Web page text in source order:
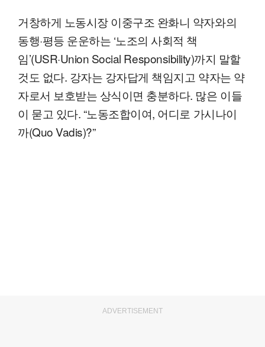
거창하게 노동시장 이중구조 완화니 약자와의
동행·평등 운운하는 ‘노조의 사회적 책
임’(USR·Union Social Responsibility)까지 말할
것도 없다. 강자는 강자답게 책임지고 약자는 약
자로서 보호받는 상식이면 충분하다. 많은 이들
이 묻고 있다. “노동조합이여, 어디로 가시나이
까(Quo Vadis)?”
ADVERTISEMENT